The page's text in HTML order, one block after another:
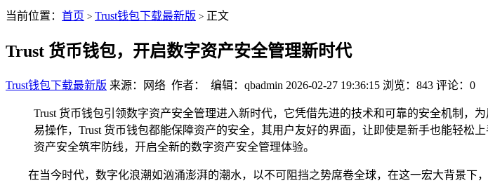
当前位置： 首页 > Trust钱包下载最新版 > 正文
Trust 货币钱包，开启数字资产安全管理新时代
Trust钱包下载最新版 来源：网络 作者： 编辑：qbadmin 2026-02-27 19:36:15 浏览：843 评论：0
Trust 货币钱包引领数字资产安全管理进入新时代，它凭借先进的技术和可靠的安全机制
易操作，Trust 货币钱包都能保障资产的安全，其用户友好的界面，让即使是新手也能轻松
资产安全筑牢防线，开启全新的数字资产安全管理体验。
在当今时代，数字化浪潮如汹涌澎湃的潮水，以不可阻挡之势席卷全球，在这一宏大背景